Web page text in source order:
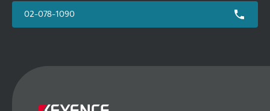
02-078-1090